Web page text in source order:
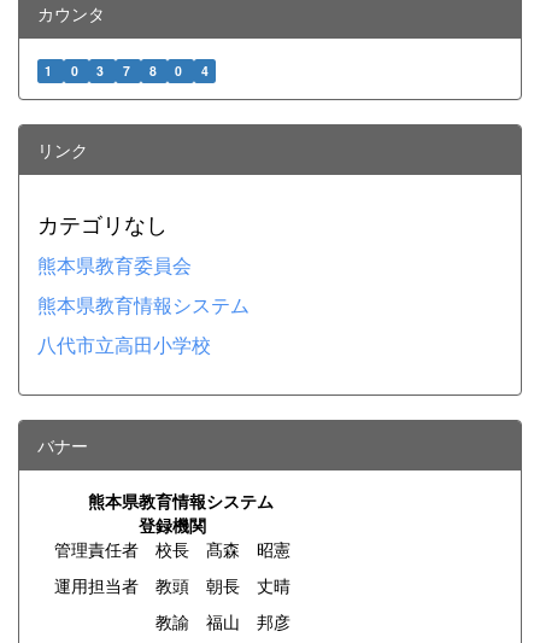
カウンタ
1 0 3 7 8 0 4
リンク
カテゴリなし
熊本県教育委員会
熊本県教育情報システム
八代市立高田小学校
バナー
熊本県教育情報システム
登録機関
管理責任者 校長 髙森 昭憲
運用担当者 教頭 朝長 丈晴
教諭 福山 邦彦